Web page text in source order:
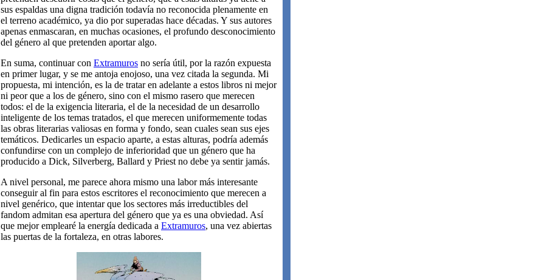
sus espaldas una digna tradición todavía no reconocida plenamente en
el terreno académico, ya dio por superadas hace décadas. Y sus autores
apenas enmascaran, en muchas ocasiones, el profundo desconocimiento
del género al que pretenden aportar algo.
En suma, continuar con Extramuros no sería útil, por la razón expuesta
en primer lugar, y se me antoja enojoso, una vez citada la segunda. Mi
propuesta, mi intención, es la de tratar en adelante a estos libros ni mejor
ni peor que a los de género, sino con el mismo rasero que merecen
todos: el de la exigencia literaria, el de la necesidad de un desarrollo
inteligente de los temas tratados, el que merecen uniformemente todas
las obras literarias valiosas en forma y fondo, sean cuales sean sus ejes
temáticos. Dedicarles un espacio aparte, a estas alturas, podría además
confundirse con un complejo de inferioridad que un género que ha
producido a Dick, Silverberg, Ballard y Priest no debe ya sentir jamás.
A nivel personal, me parece ahora mismo una labor más interesante
conseguir al fin para estos escritores el reconocimiento que merecen a
nivel genérico, que intentar que los sectores más irreductibles del
fandom admitan esa apertura del género que ya es una obviedad. Así
que mejor emplearé la energía dedicada a Extramuros, una vez abiertas
las puertas de la fortaleza, en otras labores.